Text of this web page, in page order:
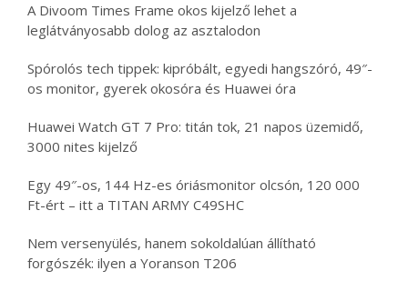
A Divoom Times Frame okos kijelző lehet a
leglátványosabb dolog az asztalodon
Spórolós tech tippek: kipróbált, egyedi hangszóró, 49″-
os monitor, gyerek okosóra és Huawei óra
Huawei Watch GT 7 Pro: titán tok, 21 napos üzemidő,
3000 nites kijelző
Egy 49″-os, 144 Hz-es óriásmonitor olcsón, 120 000
Ft-ért – itt a TITAN ARMY C49SHC
Nem versenyülés, hanem sokoldalúan állítható
forgószék: ilyen a Yoranson T206